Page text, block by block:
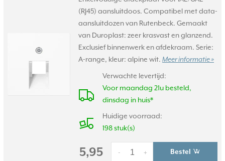
(RJ45) aansluitdoos. Compatibel met data-
aansluitdozen van Rutenbeck. Gemaakt
van Duroplast: zeer krasvast en glanzend.
Exclusief binnenwerk en afdekraam. Serie:
A-range, kleur: alpine wit. Meer informatie »
Verwachte levertijd:
Voor maandag 21u besteld,
dinsdag in huis*
Huidige voorraad:
198 stuk(s)
5,95 +
- Bestel